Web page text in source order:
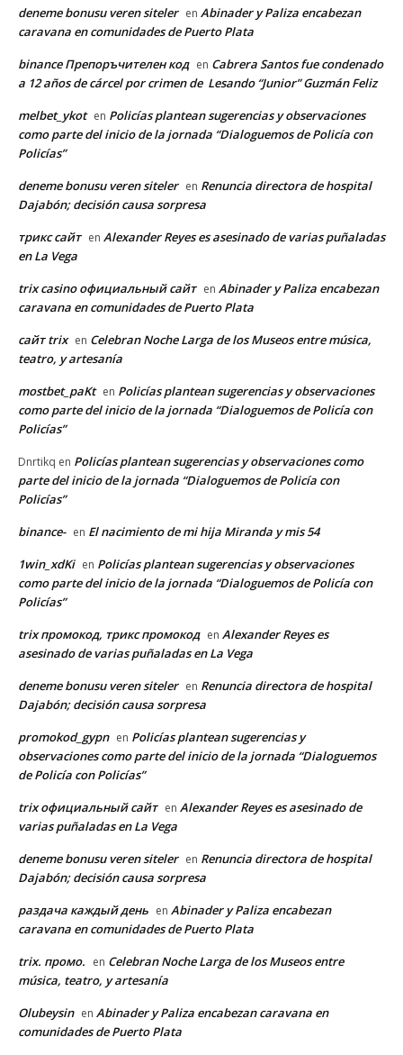
deneme bonusu veren siteler en Abinader y Paliza encabezan
caravana en comunidades de Puerto Plata
binance Препоръчителен код en Cabrera Santos fue condenado
a 12 años de cárcel por crimen de Lesando “Junior” Guzmán Feliz
melbet_ykot en Policías plantean sugerencias y observaciones
como parte del inicio de la jornada “Dialoguemos de Policía con
Policías”
deneme bonusu veren siteler en Renuncia directora de hospital
Dajabón; decisión causa sorpresa
трикс сайт en Alexander Reyes es asesinado de varias puñaladas
en La Vega
trix casino официальный сайт en Abinader y Paliza encabezan
caravana en comunidades de Puerto Plata
сайт trix en Celebran Noche Larga de los Museos entre música,
teatro, y artesanía
mostbet_paKt en Policías plantean sugerencias y observaciones
como parte del inicio de la jornada “Dialoguemos de Policía con
Policías”
Dnrtikq en Policías plantean sugerencias y observaciones como
parte del inicio de la jornada “Dialoguemos de Policía con
Policías”
binance- en El nacimiento de mi hija Miranda y mis 54
1win_xdKi en Policías plantean sugerencias y observaciones
como parte del inicio de la jornada “Dialoguemos de Policía con
Policías”
trix промокод, трикс промокод en Alexander Reyes es
asesinado de varias puñaladas en La Vega
deneme bonusu veren siteler en Renuncia directora de hospital
Dajabón; decisión causa sorpresa
promokod_gypn en Policías plantean sugerencias y
observaciones como parte del inicio de la jornada “Dialoguemos
de Policía con Policías”
trix официальный сайт en Alexander Reyes es asesinado de
varias puñaladas en La Vega
deneme bonusu veren siteler en Renuncia directora de hospital
Dajabón; decisión causa sorpresa
раздача каждый день en Abinader y Paliza encabezan
caravana en comunidades de Puerto Plata
trix. промо. en Celebran Noche Larga de los Museos entre
música, teatro, y artesanía
Olubeysin en Abinader y Paliza encabezan caravana en
comunidades de Puerto Plata